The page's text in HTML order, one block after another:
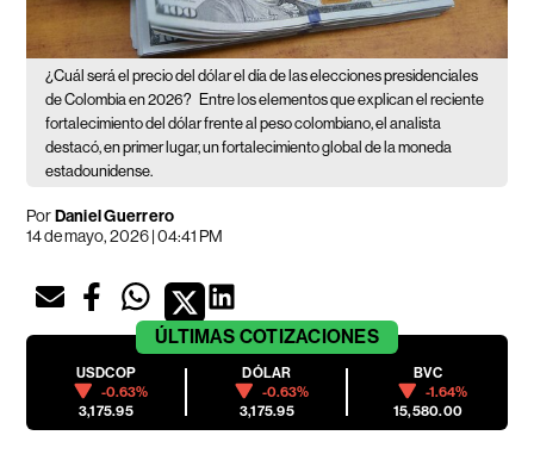
¿Cuál será el precio del dólar el día de las elecciones presidenciales
de Colombia en 2026? Entre los elementos que explican el reciente
fortalecimiento del dólar frente al peso colombiano, el analista
destacó, en primer lugar, un fortalecimiento global de la moneda
estadounidense.
PorDaniel Guerrero
14 de mayo, 2026 | 04:41 PM
ÚLTIMAS COTIZACIONES
USDCOP
-0.63%
3,175.95
DÓLAR
-0.63%
3,175.95
BVC
-1.64%
15,580.00